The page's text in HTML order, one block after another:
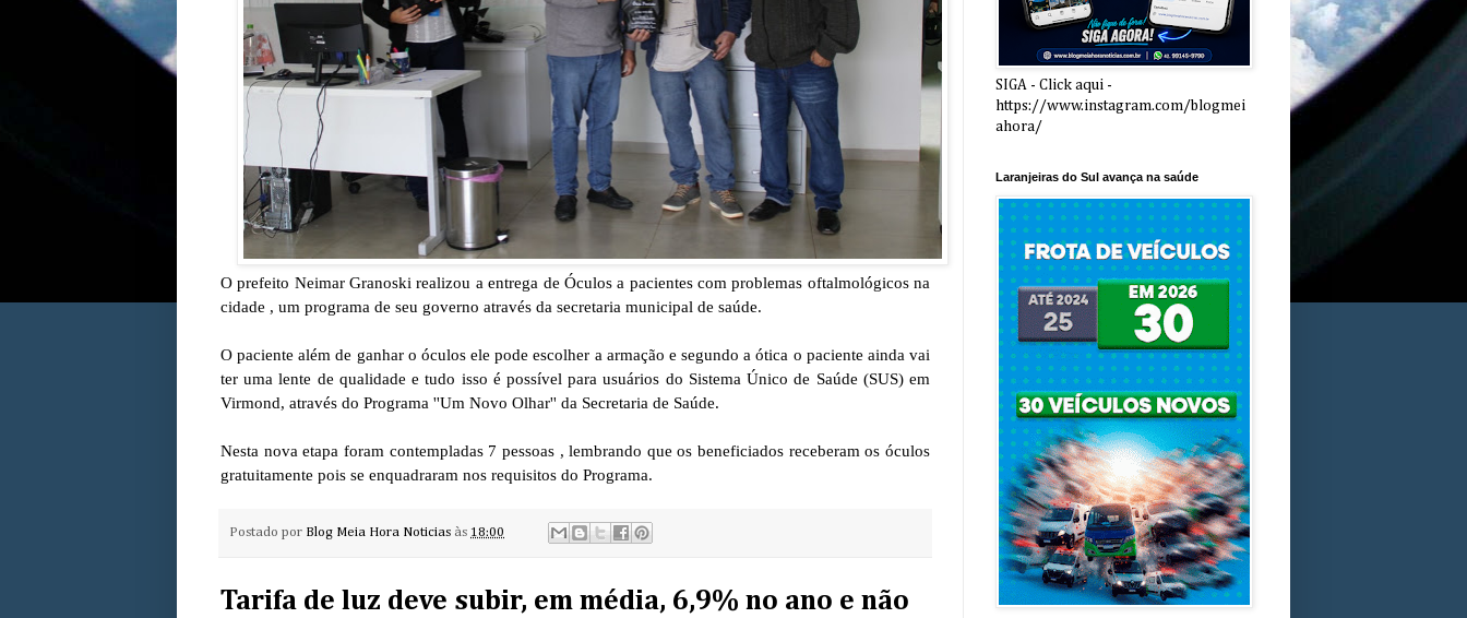
O prefeito Neimar Granoski realizou a entrega de Óculos a pacientes com problemas oftalmológicos na
cidade , um programa de seu governo através da secretaria municipal de saúde.
O paciente além de ganhar o óculos ele pode escolher a armação e segundo a ótica o paciente ainda vai
ter uma lente de qualidade e tudo isso é possível para usuários do Sistema Único de Saúde (SUS) em
Virmond, através do Programa ''Um Novo Olhar'' da Secretaria de Saúde.
Nesta nova etapa foram contempladas 7 pessoas , lembrando que os beneficiados receberam os óculos
gratuitamente pois se enquadraram nos requisitos do Programa.
Postado por Blog Meia Hora Noticias às 18:00
Tarifa de luz deve subir, em média, 6,9% no ano e não
SIGA - Click aqui -
https://www.instagram.com/blogmei
ahora/
Laranjeiras do Sul avança na saúde